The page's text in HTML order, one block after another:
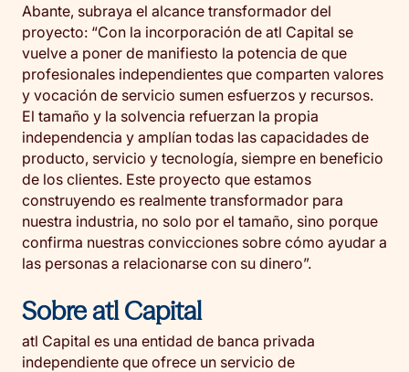
Abante, subraya el alcance transformador del
proyecto: “Con la incorporación de atl Capital se
vuelve a poner de manifiesto la potencia de que
profesionales independientes que comparten valores
y vocación de servicio sumen esfuerzos y recursos.
El tamaño y la solvencia refuerzan la propia
independencia y amplían todas las capacidades de
producto, servicio y tecnología, siempre en beneficio
de los clientes. Este proyecto que estamos
construyendo es realmente transformador para
nuestra industria, no solo por el tamaño, sino porque
confirma nuestras convicciones sobre cómo ayudar a
las personas a relacionarse con su dinero”.
Sobre atl Capital
atl Capital es una entidad de banca privada
independiente que ofrece un servicio de